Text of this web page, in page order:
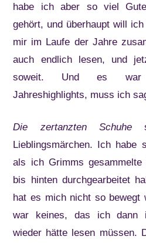
habe ich aber so viel
gehört, und überhaupt will
mir im Laufe der Jahre
auch endlich lesen, und
soweit. Und es war
Jahreshighlights, muss ich
Die zertanzten Schuhe
Lieblingsmärchen. Ich habe
als ich Grimms
bis hinten durchgearbeitet
hat es mich nicht so bewegt
war keines, das ich dann
wieder hätte lesen müssen.